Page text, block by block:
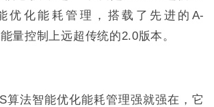
优化能耗管理，搭载了先进的A-
量控制上远超传统的2.0版本。
算法智能优化能耗管理强就强在，它